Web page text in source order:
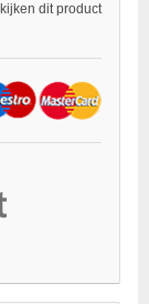
dit product